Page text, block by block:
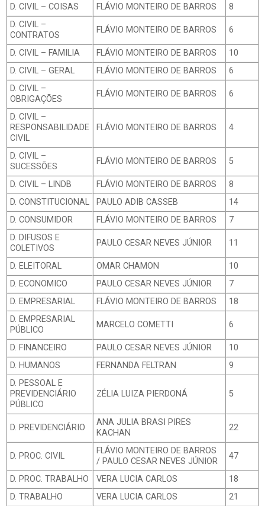
D. CIVIL – COISAS
FLÁVIO MONTEIRO DE BARROS
8
D. CIVIL –
CONTRATOS
FLÁVIO MONTEIRO DE BARROS 6
D. CIVIL – FAMILIA FLÁVIO MONTEIRO DE BARROS
10
D. CIVIL – GERAL
FLÁVIO MONTEIRO DE BARROS
6
D. CIVIL –
OBRIGAÇÕES
FLÁVIO MONTEIRO DE BARROS 6
D. CIVIL –
RESPONSABILIDADE
CIVIL
FLÁVIO MONTEIRO DE BARROS 4
D. CIVIL –
SUCESSÕES
FLÁVIO MONTEIRO DE BARROS 5
D. CIVIL – LINDB FLÁVIO MONTEIRO DE BARROS
8
D. CONSTITUCIONAL
PAULO ADIB CASSEB
14
D. CONSUMIDOR
FLÁVIO MONTEIRO DE BARROS
7
D. DIFUSOS E
COLETIVOS
PAULO CESAR NEVES JÚNIOR 11
D. ELEITORAL OMAR CHAMON
10
D. ECONOMICO
PAULO CESAR NEVES JÚNIOR
7
D. EMPRESARIAL
FLÁVIO MONTEIRO DE BARROS
18
D. EMPRESARIAL
PÚBLICO
MARCELO COMETTI 6
D. FINANCEIRO PAULO CESAR NEVES JÚNIOR
10
D. HUMANOS
FERNANDA FELTRAN
9
D. PESSOAL E
PREVIDENCIÁRIO
PÚBLICO
ZÉLIA LUIZA PIERDONÁ 5
D. PREVIDENCIÁRIO
ANA JULIA BRASI PIRES
KACHAN
22
D. PROC. CIVIL
FLÁVIO MONTEIRO DE BARROS
/ PAULO CESAR NEVES JÚNIOR
47
D. PROC. TRABALHO VERA LUCIA CARLOS
18
D. TRABALHO
VERA LUCIA CARLOS 21